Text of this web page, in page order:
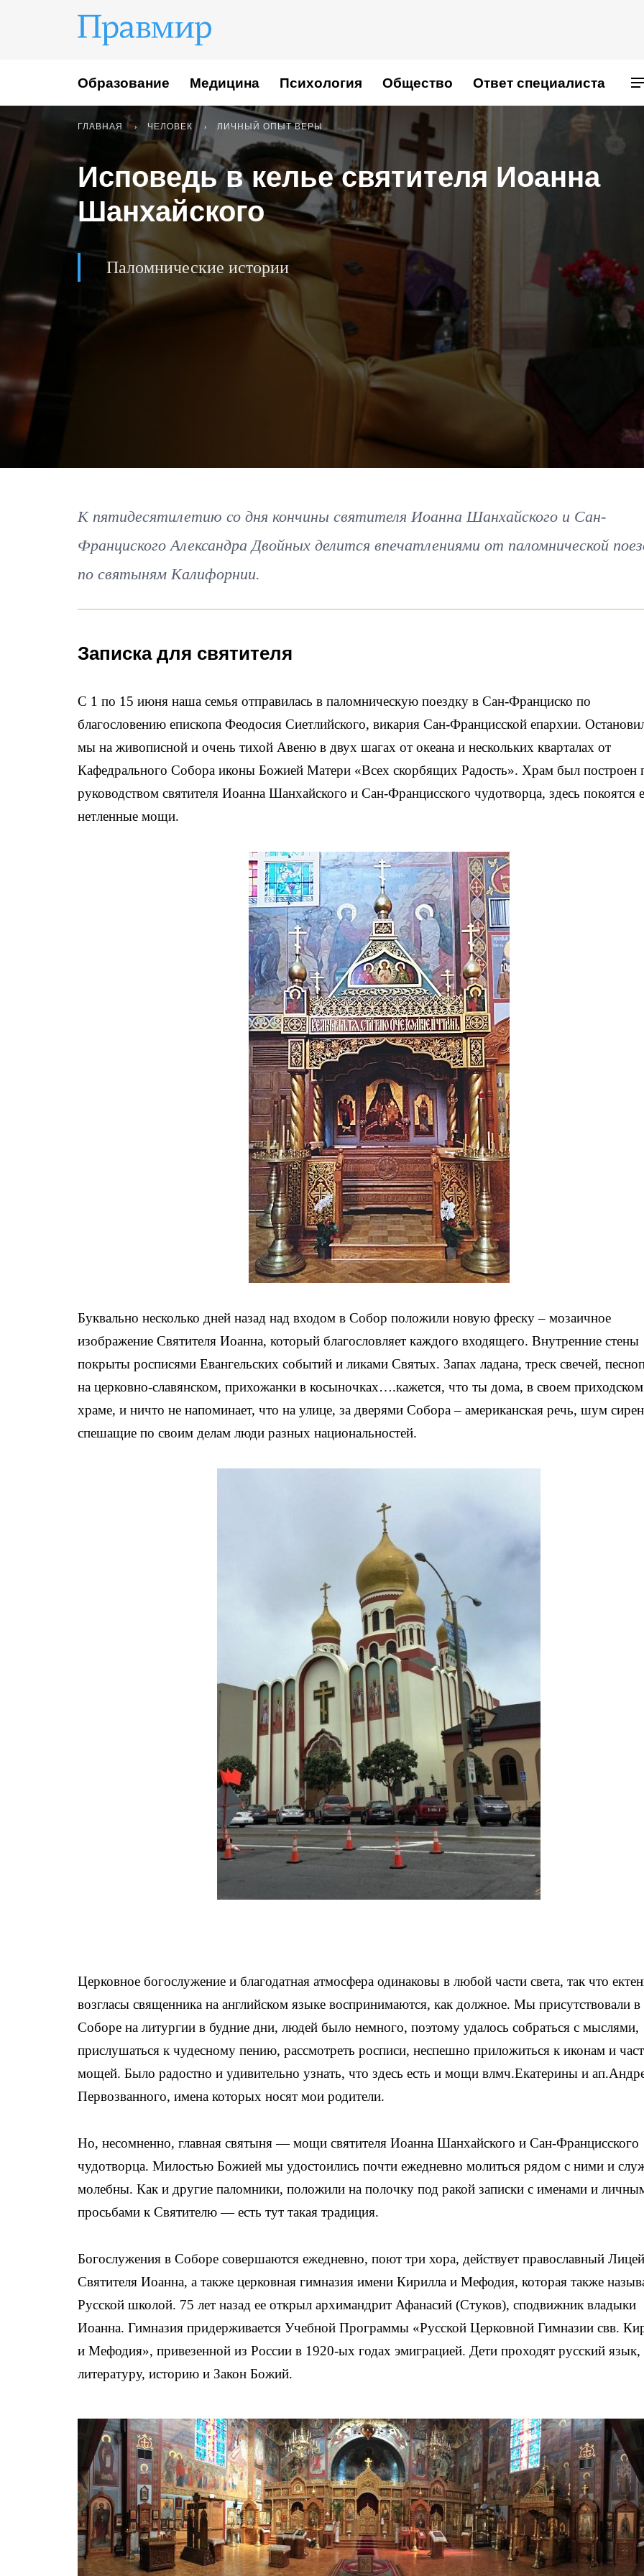
Образование Медицина Психология Общество Ответ специалиста
ГЛАВНАЯ ЧЕЛОВЕК ЛИЧНЫЙ ОПЫТ ВЕРЫ
Исповедь в келье святителя Иоанна
Шанхайского
Паломнические истории
К пятидесятилетию со дня кончины святителя Иоанна Шанхайского и Сан-
Франциского Александра Двойных делится впечатлениями от паломнической
по святыням Калифорнии.
Записка для святителя
С 1 по 15 июня наша семья отправилась в паломническую поездку в Сан-Франциско по
благословению епископа Феодосия Сиетлийского, викария Сан-Францисской епархии.
мы на живописной и очень тихой Авеню в двух шагах от океана и нескольких кварталах от
Кафедрального Собора иконы Божией Матери «Всех скорбящих Радость». Храм был построен
руководством святителя Иоанна Шанхайского и Сан-Францисского чудотворца, здесь покоятся
нетленные мощи.
Буквально несколько дней назад над входом в Собор положили новую фреску – мозаичное
изображение Святителя Иоанна, который благословляет каждого входящего. Внутренние стены
покрыты росписями Евангельских событий и ликами Святых. Запах ладана, треск свечей,
на церковно-славянском, прихожанки в косыночках….кажется, что ты дома, в своем приходском
храме, и ничто не напоминает, что на улице, за дверями Собора – американская речь, шум
спешащие по своим делам люди разных национальностей.
Церковное богослужение и благодатная атмосфера одинаковы в любой части света, так что
возгласы священника на английском языке воспринимаются, как должное. Мы присутствовали в
Соборе на литургии в будние дни, людей было немного, поэтому удалось собраться с мыслями,
прислушаться к чудесному пению, рассмотреть росписи, неспешно приложиться к иконам и
мощей. Было радостно и удивительно узнать, что здесь есть и мощи влмч.Екатерины и
Первозванного, имена которых носят мои родители.
Но, несомненно, главная святыня — мощи святителя Иоанна Шанхайского и Сан-Францисского
чудотворца. Милостью Божией мы удостоились почти ежедневно молиться рядом с ними и
молебны. Как и другие паломники, положили на полочку под ракой записки с именами и
просьбами к Святителю — есть тут такая традиция.
Богослужения в Соборе совершаются ежедневно, поют три хора, действует православный Лицей
Святителя Иоанна, а также церковная гимназия имени Кирилла и Мефодия, которая также
Русской школой. 75 лет назад ее открыл архимандрит Афанасий (Стуков), сподвижник владыки
Иоанна. Гимназия придерживается Учебной Программы «Русской Церковной Гимназии свв.
и Мефодия», привезенной из России в 1920-ых годах эмиграцией. Дети проходят русский язык,
литературу, историю и Закон Божий.